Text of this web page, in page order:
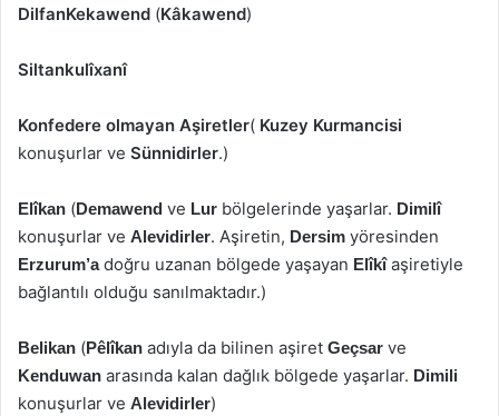
DilfanKekawend (Kâkawend)
Siltankulîxanî
Konfedere olmayan Aşiretler( Kuzey Kurmancisi
konuşurlar ve Sünnidirler.)
Elîkan (Demawend ve Lur bölgelerinde yaşarlar. Dimilî
konuşurlar ve Alevidirler. Aşiretin, Dersim yöresinden
Erzurum’adoğru uzanan bölgede yaşayan Elîkîaşiretiyle
bağlantılı olduğu sanılmaktadır.)
Belikan (Pêlîkan adıyla da bilinen aşiret Geçsar ve
Kenduwan arasında kalan dağlık bölgede yaşarlar. Dimili
konuşurlar ve Alevidirler)